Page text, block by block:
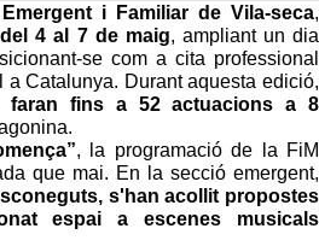
i Familiar de Vila-seca,
4 al 7 de maig, ampliant un dia
se com a cita professional
a Catalunya. Durant aquesta edició,
faran fins a 52 actuacions a 8
, la programació de la FiM
que mai. En la secció emergent,
s'han acollit propostes
espai a escenes musicals